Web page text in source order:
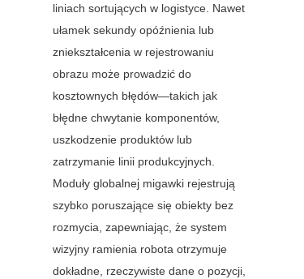
liniach sortujących w logistyce. Nawet
ułamek sekundy opóźnienia lub
zniekształcenia w rejestrowaniu
obrazu może prowadzić do
kosztownych błędów—takich jak
błędne chwytanie komponentów,
uszkodzenie produktów lub
zatrzymanie linii produkcyjnych.
Moduły globalnej migawki rejestrują
szybko poruszające się obiekty bez
rozmycia, zapewniając, że system
wizyjny ramienia robota otrzymuje
dokładne, rzeczywiste dane o pozycji,